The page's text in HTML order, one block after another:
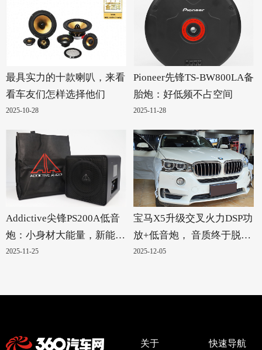
最具实力的十款喇叭，来看
看车友们怎样选择他们
2025-10-28
Pioneer先锋TS-BW800LA备
胎炮：好低频不占空间
2025-11-28
Addictive尖锋PS200A低音
炮：小身材大能量，新能源
汽车的绝配！
2025-11-25
宝马X5升级交叉火力DSP功
放+低音炮， 音质终于脱胎
换骨
2025-12-05
关于 快速导航